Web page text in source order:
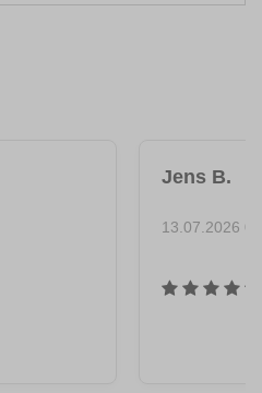
Jens B.
13.07.2026